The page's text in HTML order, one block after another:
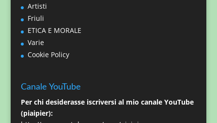
Artisti
Friuli
ETICA E MORALE
Varie
Cookie Policy
Canale YouTube
Per chi desiderasse iscriversi al mio canale YouTube
(piaipier):